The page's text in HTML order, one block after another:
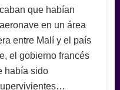
que habían
en un área
entre Malí y el país
el gobierno francés
había sido